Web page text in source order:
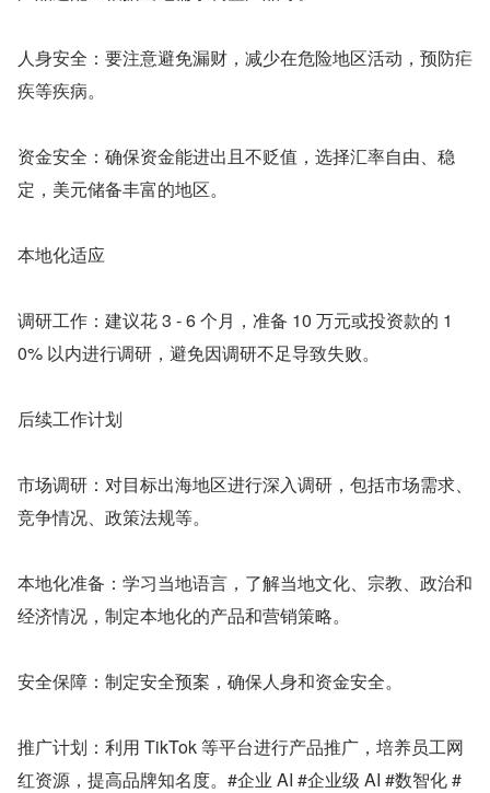
人身安全：要注意避免漏财，减少在危险地区活动，预防疟
疾等疾病。
资金安全：确保资金能进出且不贬值，选择汇率自由、稳
定，美元储备丰富的地区。
本地化适应
调研工作：建议花 3 - 6 个月，准备 10 万元或投资款的 1
0% 以内进行调研，避免因调研不足导致失败。
后续工作计划
市场调研：对目标出海地区进行深入调研，包括市场需求、
竞争情况、政策法规等。
本地化准备：学习当地语言，了解当地文化、宗教、政治和
经济情况，制定本地化的产品和营销策略。
安全保障：制定安全预案，确保人身和资金安全。
推广计划：利用 TikTok 等平台进行产品推广，培养员工网
红资源，提高品牌知名度。#企业 AI #企业级 AI #数智化 #